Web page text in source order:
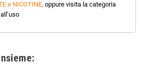
e NICOTINE. oppure visita la categoria
all’uso